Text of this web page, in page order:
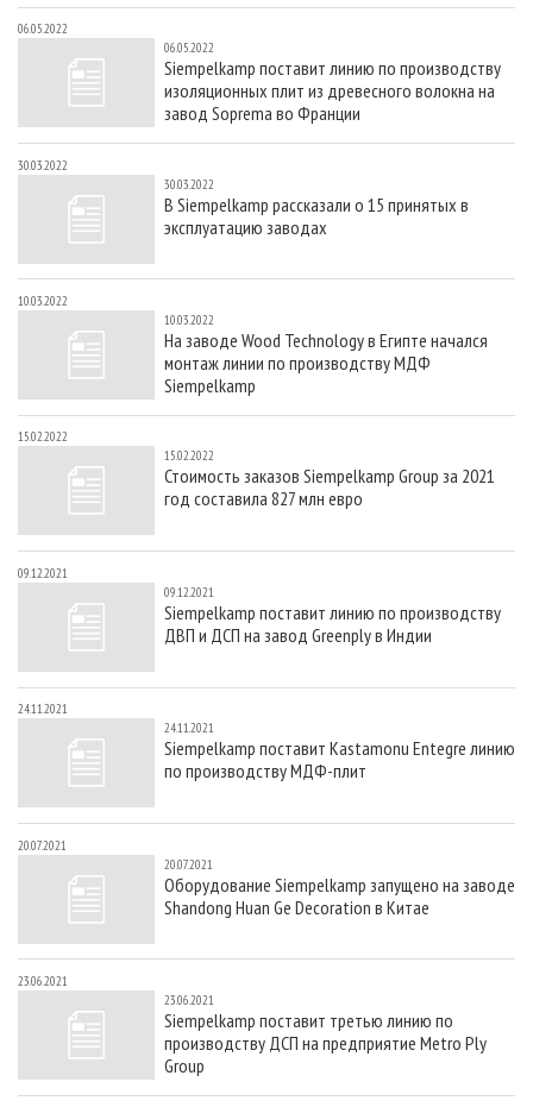
06.05.2022
06.05.2022
Siempelkamp поставит линию по производству
изоляционных плит из древесного волокна на
завод Soprema во Франции
30.03.2022
30.03.2022
В Siempelkamp рассказали о 15 принятых в
эксплуатацию заводах
10.03.2022
10.03.2022
На заводе Wood Technology в Египте начался
монтаж линии по производству МДФ
Siempelkamp
15.02.2022
15.02.2022
Стоимость заказов Siempelkamp Group за 2021
год составила 827 млн евро
09.12.2021
09.12.2021
Siempelkamp поставит линию по производству
ДВП и ДСП на завод Greenply в Индии
24.11.2021
24.11.2021
Siempelkamp поставит Kastamonu Entegre линию
по производству МДФ-плит
20.07.2021
20.07.2021
Оборудование Siempelkamp запущено на заводе
Shandong Huan Ge Decoration в Китае
23.06.2021
23.06.2021
Siempelkamp поставит третью линию по
производству ДСП на предприятие Metro Ply
Group